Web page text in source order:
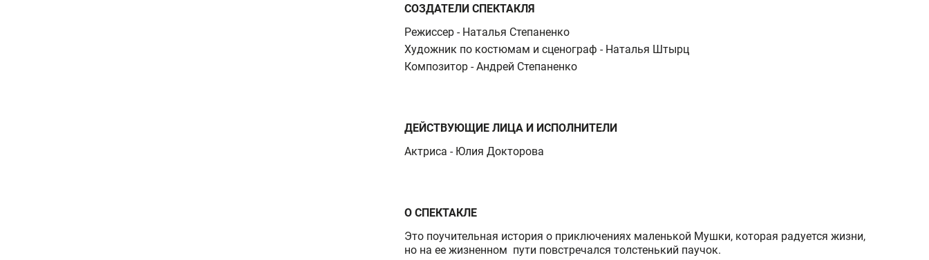
СОЗДАТЕЛИ СПЕКТАКЛЯ
Режиссер - Наталья Степаненко
Художник по костюмам и сценограф - Наталья Штырц
Композитор - Андрей Степаненко
ДЕЙСТВУЮЩИЕ ЛИЦА И ИСПОЛНИТЕЛИ
Актриса - Юлия Докторова
О СПЕКТАКЛЕ
Это поучительная история о приключениях маленькой Мушки, которая радуется жизни,
но на ее жизненном пути повстречался толстенький паучок.